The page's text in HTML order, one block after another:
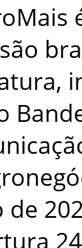
de